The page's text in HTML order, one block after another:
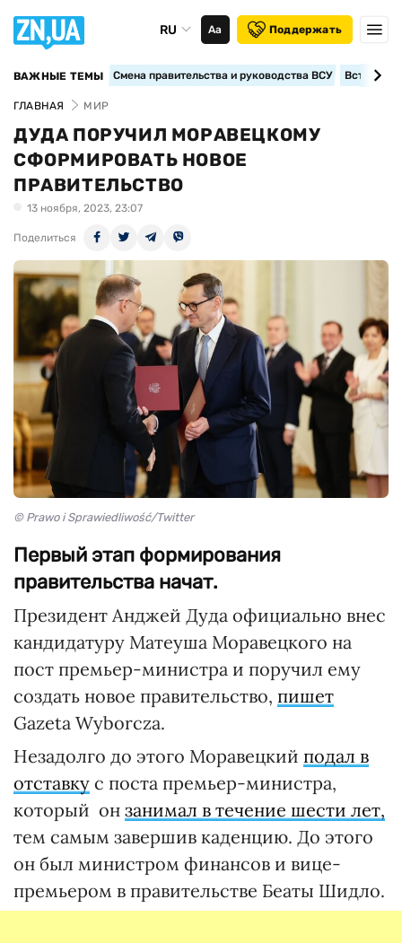
RU Аа Поддержать
ВАЖНЫЕ ТЕМЫ Смена правительства и руководства ВСУ
ГЛАВНАЯ МИР
ДУДА ПОРУЧИЛ МОРАВЕЦКОМУ
СФОРМИРОВАТЬ НОВОЕ
ПРАВИТЕЛЬСТВО
13 ноября, 2023, 23:07
Поделиться
© Prawo i Sprawiedliwość/Twitter
Первый этап формирования
правительства начат.
Президент Анджей Дуда официально внес
кандидатуру Матеуша Моравецкого на
пост премьер-министра и поручил ему
создать новое правительство, пишет
Gazeta Wyborcza.
Незадолго до этого Моравецкий подал в
отставку с поста премьер-министра,
который он занимал в течение шести лет,
тем самым завершив каденцию. До этого
он был министром финансов и вице-
премьером в правительстве Беаты Шидло.